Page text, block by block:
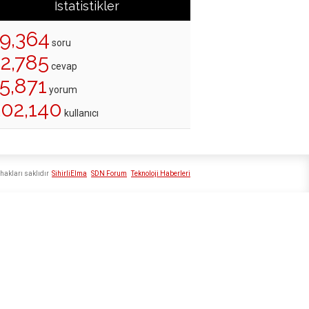
İstatistikler
soru
cevap
yorum
kullanıcı
SihirliElma SDN Forum Teknoloji Haberleri
saklıdır